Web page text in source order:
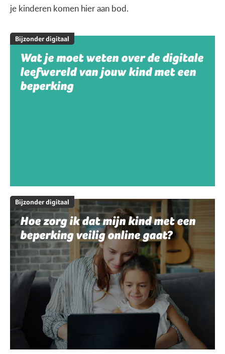
je kinderen komen hier aan bod.
Bijzonder digitaal
Wat je moet weten over de digitale
leefwereld van jouw kind met een
beperking
Bijzonder digitaal
Hoe zorg ik dat mijn kind met een
beperking veilig online gaat?